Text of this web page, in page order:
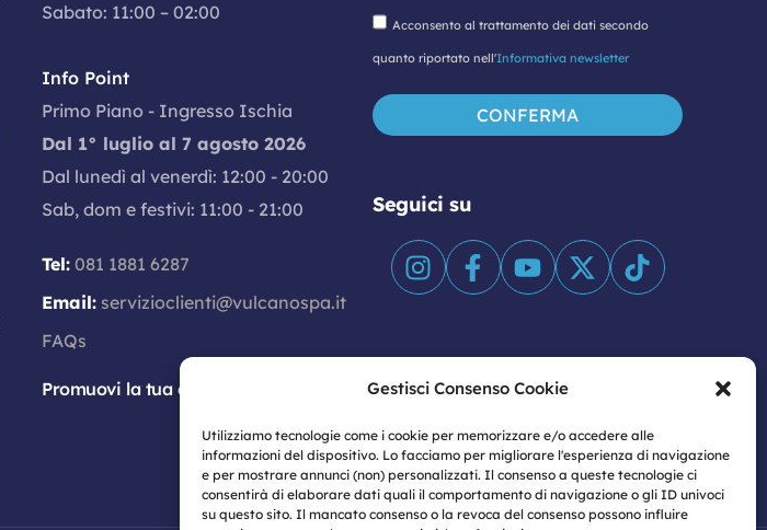
Gestisci Consenso Cookie
Utilizziamo tecnologie come i cookie per memorizzare e/o accedere alle
informazioni del dispositivo. Lo facciamo per migliorare l'esperienza di navigazione
e per mostrare annunci (non) personalizzati. Il consenso a queste tecnologie ci
consentirà di elaborare dati quali il comportamento di navigazione o gli ID univoci
su questo sito. Il mancato consenso o la revoca del consenso possono influire
Sabato: 11:00 – 02:00
Info Point
Primo Piano - Ingresso Ischia
Dal 1° luglio al 7 agosto 2026
Dal lunedì al venerdì: 12:00 - 20:00
Sab, dom e festivi: 11:00 - 21:00
Tel:081 1881 6287
Email:servizioclienti@vulcanospa.it
FAQs
Promuovi la tua attività
Acconsento al trattamento dei dati secondo
quanto riportato nell'Informativa newsletter
Seguici su